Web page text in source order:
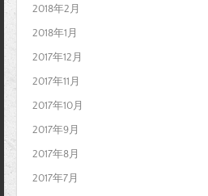
2018年2月
2018年1月
2017年12月
2017年11月
2017年10月
2017年9月
2017年8月
2017年7月